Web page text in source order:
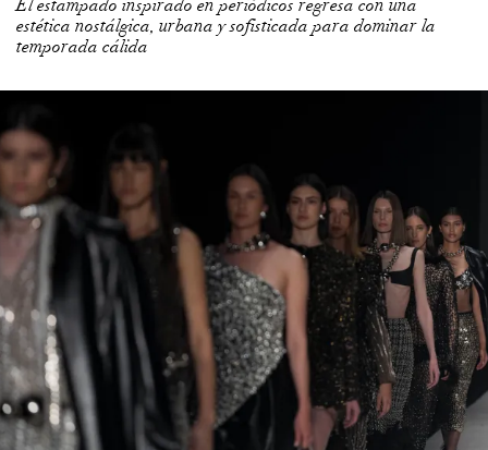
El estampado inspirado en periódicos regresa con una
estética nostálgica, urbana y sofisticada para dominar la
temporada cálida